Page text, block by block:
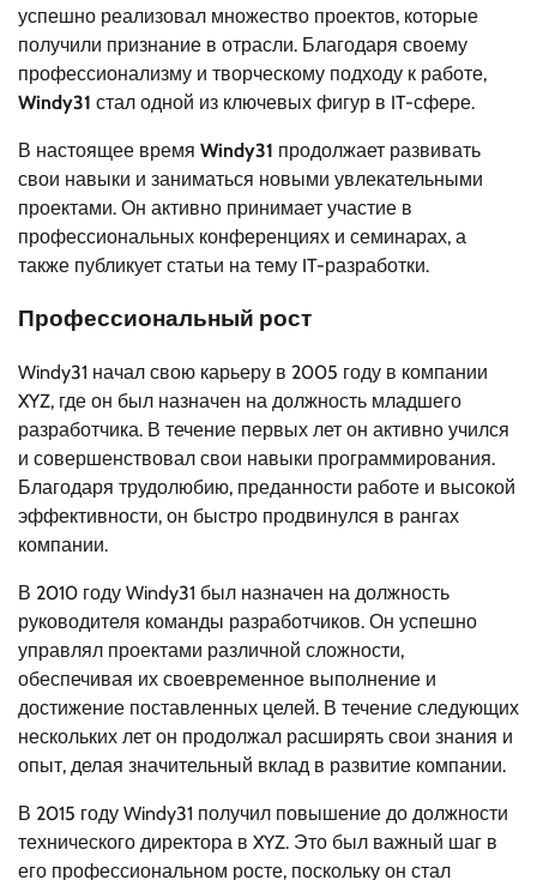
успешно реализовал множество проектов, которые
получили признание в отрасли. Благодаря своему
профессионализму и творческому подходу к работе,
Windy31 стал одной из ключевых фигур в IT-сфере.
В настоящее время Windy31 продолжает развивать
свои навыки и заниматься новыми увлекательными
проектами. Он активно принимает участие в
профессиональных конференциях и семинарах, а
также публикует статьи на тему IT-разработки.
Профессиональный рост
Windy31 начал свою карьеру в 2005 году в компании
XYZ, где он был назначен на должность младшего
разработчика. В течение первых лет он активно учился
и совершенствовал свои навыки программирования.
Благодаря трудолюбию, преданности работе и высокой
эффективности, он быстро продвинулся в рангах
компании.
В 2010 году Windy31 был назначен на должность
руководителя команды разработчиков. Он успешно
управлял проектами различной сложности,
обеспечивая их своевременное выполнение и
достижение поставленных целей. В течение следующих
нескольких лет он продолжал расширять свои знания и
опыт, делая значительный вклад в развитие компании.
В 2015 году Windy31 получил повышение до должности
технического директора в XYZ. Это был важный шаг в
его профессиональном росте, поскольку он стал